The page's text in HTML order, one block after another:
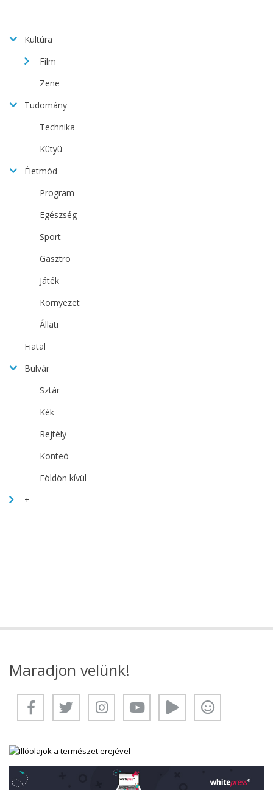
Kultúra
Film
Zene
Tudomány
Technika
Kütyü
Életmód
Program
Egészség
Sport
Gasztro
Játék
Környezet
Állati
Fiatal
Bulvár
Sztár
Kék
Rejtély
Konteó
Földön kívül
+
Maradjon velünk!